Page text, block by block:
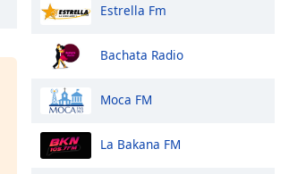
Estrella Fm
Bachata Radio
Moca FM
La Bakana FM